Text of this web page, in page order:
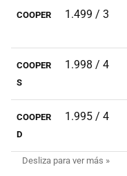
COOPER 1.499 / 3
COOPER
S
1.998 / 4
COOPER
D
1.995 / 4